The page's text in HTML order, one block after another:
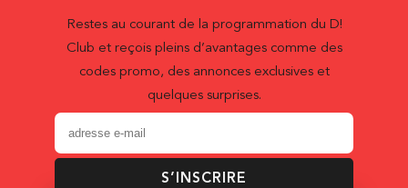
Restes au courant de la programmation du D!
Club et reçois pleins d’avantages comme des
codes promo, des annonces exclusives et
quelques surprises.
S’INSCRIRE